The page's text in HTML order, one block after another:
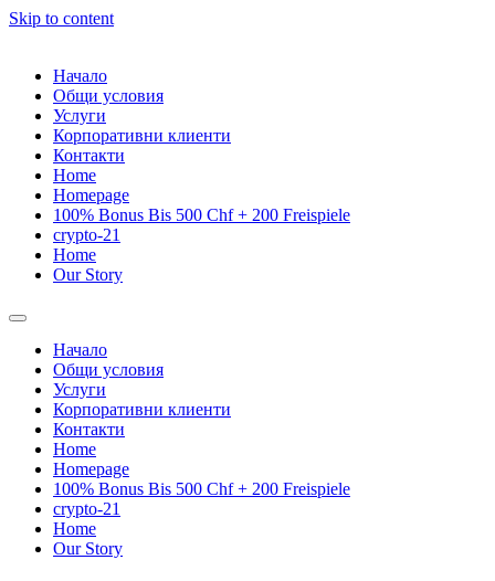
Skip to content
Начало
Общи условия
Услуги
Корпоративни клиенти
Контакти
Home
Homepage
100% Bonus Bis 500 Chf + 200 Freispiele
crypto-21
Home
Our Story
Начало
Общи условия
Услуги
Корпоративни клиенти
Контакти
Home
Homepage
100% Bonus Bis 500 Chf + 200 Freispiele
crypto-21
Home
Our Story